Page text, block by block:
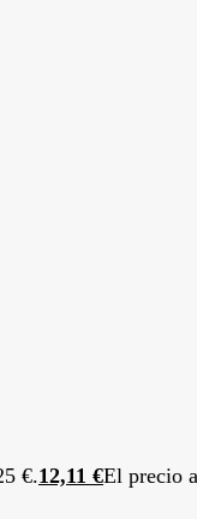
€.12,11 €El precio